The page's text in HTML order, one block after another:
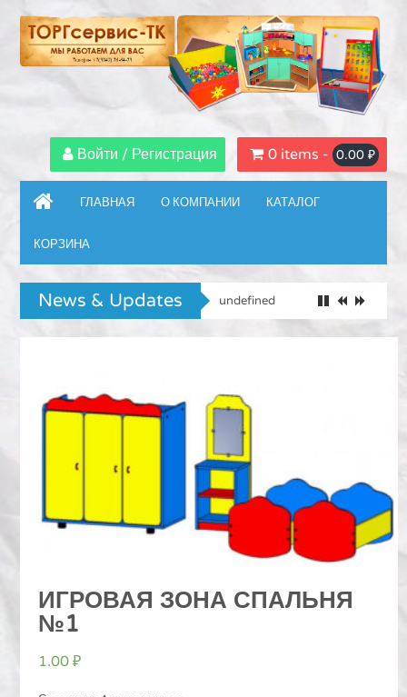
Войти / Регистрация 0 items - 0.00 ₽
ГЛАВНАЯ О КОМПАНИИ КАТАЛОГ
КОРЗИНА
News & Updates undefined
ИГРОВАЯ ЗОНА СПАЛЬНЯ
№1
1.00₽